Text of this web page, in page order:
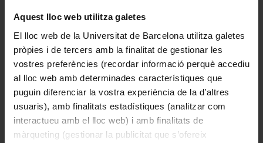
Aquest lloc web utilitza galetes
El lloc web de la Universitat de Barcelona utilitza galetes
pròpies i de tercers amb la finalitat de gestionar les
vostres preferències (recordar informació perquè accediu
al lloc web amb determinades característiques que
puguin diferenciar la vostra experiència de la d’altres
usuaris), amb finalitats estadístiques (analitzar com
interactueu amb el lloc web) i amb finalitats de
màrqueting (gestionar la publicitat que s’ofereix
Associacions i activitats dels estudiants
Avaluació única
Convocatòria extraordinària de final d’estudis
Documents acadèmics
Matrícula